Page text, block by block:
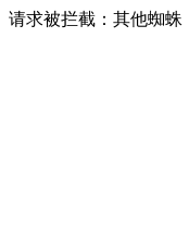
请求被拦截：其他蜘蛛